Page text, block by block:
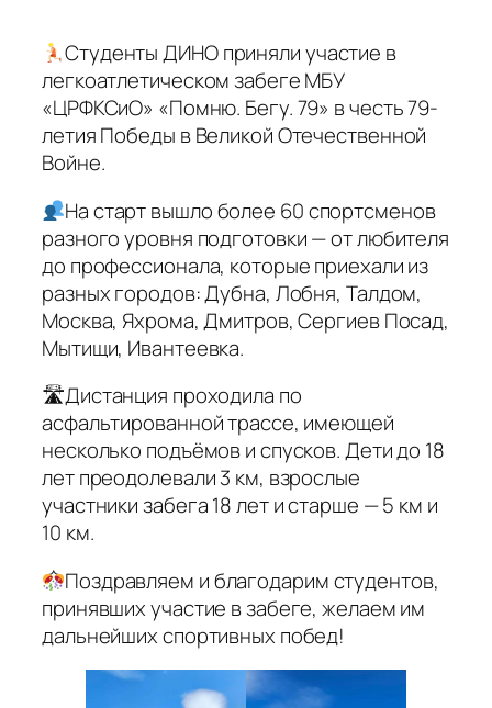
Студенты ДИНО приняли участие в
легкоатлетическом забеге МБУ
«ЦРФКСиО» «Помню. Бегу. 79» в честь 79-
летия Победы в Великой Отечественной
Войне.
На старт вышло более 60 спортсменов
разного уровня подготовки — от любителя
до профессионала, которые приехали из
разных городов: Дубна, Лобня, Талдом,
Москва, Яхрома, Дмитров, Сергиев Посад,
Мытищи, Ивантеевка.
🛣Дистанция проходила по
асфальтированной трассе, имеющей
несколько подъёмов и спусков. Дети до 18
лет преодолевали 3 км, взрослые
участники забега 18 лет и старше — 5 км и
10 км.
Поздравляем и благодарим студентов,
принявших участие в забеге, желаем им
дальнейших спортивных побед!